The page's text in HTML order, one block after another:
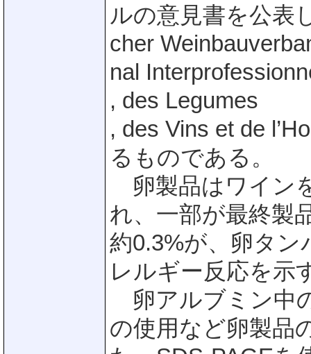
ルの意見書を公表
cher
nal
, des Legumes
, des Vins et de
るものである。
卵製品はワイン
れ、一部が最終製
約0.3%が、卵タ
レルギー反応を示
卵アルブミン中
の使用など卵製品